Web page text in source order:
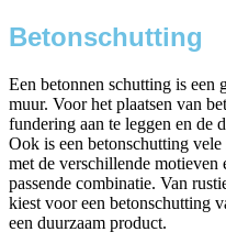
Betonschutting
Een betonnen schutting is een
muur. Voor het plaatsen van
fundering aan te leggen en de
Ook is een betonschutting
met de verschillende
passende combinatie. Van
kiest voor een betonschutting
een duurzaam product.